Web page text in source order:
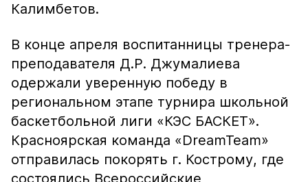
Калимбетов.
В конце апреля воспитанницы тренера-
преподавателя Д.Р. Джумалиева
одержали уверенную победу в
региональном этапе турнира школьной
баскетбольной лиги «КЭС БАСКЕТ».
Красноярская команда «DreamTeam»
отправилась покорять г. Кострому, где
состоялись Всероссийские